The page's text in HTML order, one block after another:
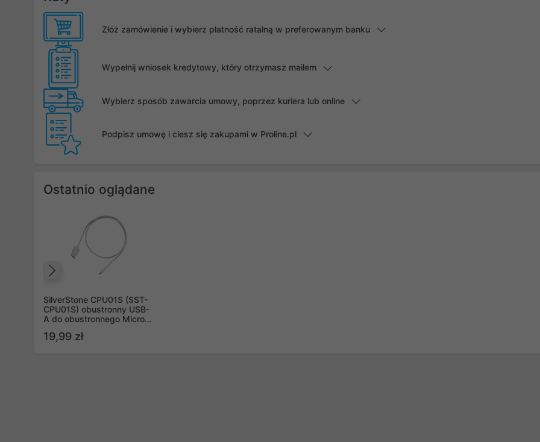
Złóż zamówienie i wybierz płatność ratalną w preferowanym banku
Wypełnij wniosek kredytowy, który otrzymasz mailem
Wybierz sposób zawarcia umowy, poprzez kuriera lub online
Podpisz umowę i ciesz się zakupami w Proline.pl
Ostatnio oglądane
SilverStone CPU01S (SST-
CPU01S) obustronny USB-
A do obustronnego Micro-
19,99 zł